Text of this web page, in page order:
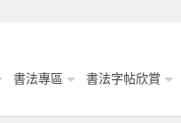
書法專區 書法字帖欣賞